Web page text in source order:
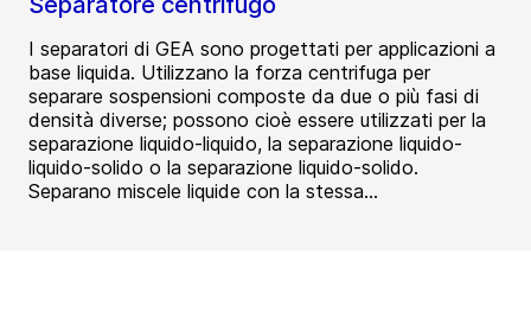
I separatori di GEA sono progettati per applicazioni a
base liquida. Utilizzano la forza centrifuga per
separare sospensioni composte da due o più fasi di
densità diverse; possono cioè essere utilizzati per la
separazione liquido-liquido, la separazione liquido-
liquido-solido o la separazione liquido-solido.
Separano miscele liquide con la stessa...